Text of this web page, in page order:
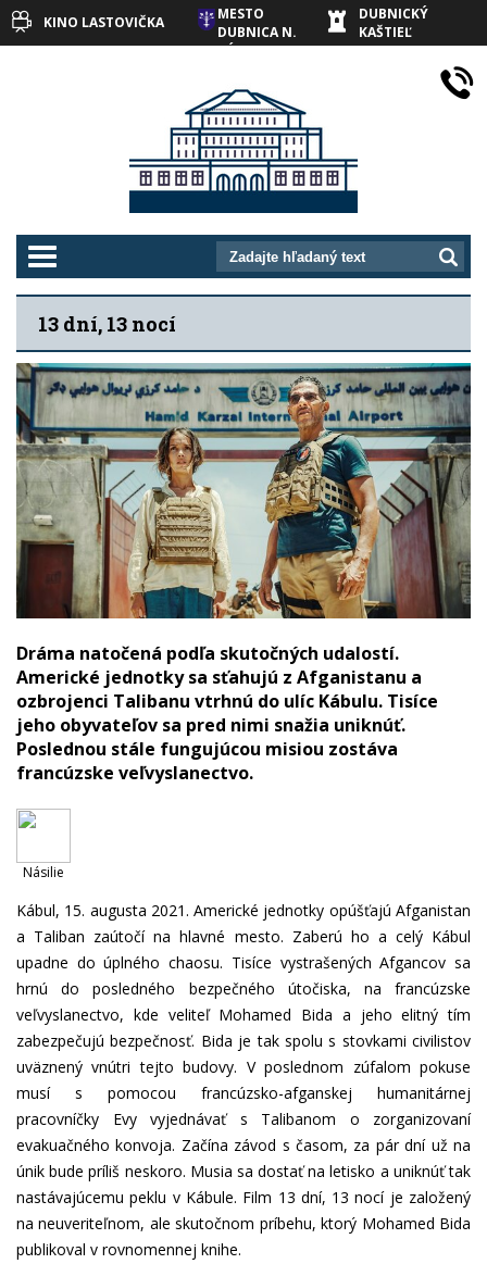
KINO LASTOVIČKA
MESTO
DUBNICA N.
VÁHOM
DUBNICKÝ
KAŠTIEĽ
prepnut_navigaciu
13 dní, 13 nocí
Dráma natočená podľa skutočných udalostí.
Americké jednotky sa sťahujú z Afganistanu a
ozbrojenci Talibanu vtrhnú do ulíc Kábulu. Tisíce
jeho obyvateľov sa pred nimi snažia uniknúť.
Poslednou stále fungujúcou misiou zostáva
francúzske veľvyslanectvo.
Násilie
Kábul, 15. augusta 2021. Americké jednotky opúšťajú Afganistan
a Taliban zaútočí na hlavné mesto. Zaberú ho a celý Kábul
upadne do úplného chaosu. Tisíce vystrašených Afgancov sa
hrnú do posledného bezpečného útočiska, na francúzske
veľvyslanectvo, kde veliteľ Mohamed Bida a jeho elitný tím
zabezpečujú bezpečnosť. Bida je tak spolu s stovkami civilistov
uväznený vnútri tejto budovy. V poslednom zúfalom pokuse
musí s pomocou francúzsko-afganskej humanitárnej
pracovníčky Evy vyjednávať s Talibanom o zorganizovaní
evakuačného konvoja. Začína závod s časom, za pár dní už na
únik bude príliš neskoro. Musia sa dostať na letisko a uniknúť tak
nastávajúcemu peklu v Kábule. Film 13 dní, 13 nocí je založený
na neuveriteľnom, ale skutočnom príbehu, ktorý Mohamed Bida
publikoval v rovnomennej knihe.